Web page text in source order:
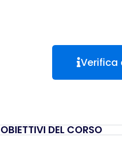
Verifica
OBIETTIVI DEL CORSO